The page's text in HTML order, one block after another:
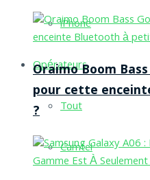
iPhone
Opérateurs
Tout
Camtel
Oraimo Boom
pour cette
?